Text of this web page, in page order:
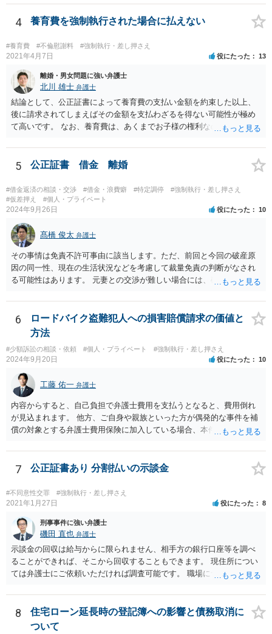
など判明すれば取れる可能性はありますが、 定職もなく色々な男性に
援助してもらって渡り歩いているような相手だと、あまり可能性は高
は思います。
4 養育費を強制執行された場合に払えない
#養育費 #不倫慰謝料 #強制執行・差し押さえ
2021年4月7日 役にたった 13
離婚・男女問題に強い弁護士
北川 雄士 弁護士
結論として、公正証書によって養育費の支払い金額を約束した以上、
後に請求されてしまえばその金額を支払わざるを得ない可能性が極め
て高いです。 なお、養育費は、あくまでお子様の権利なので、相手方
くらか支払いようにとの結論になる可能性があります。 これは、親同
士で養育費を請求しないとの約束があったとしても、子供からの請求
ります。 （ただ、具体的な金額を決めるに際して、相手方が養育費不
要と言ったことが事情として考慮される可能性はあります） 以上踏ま
えて、公正証書に記載する以上は、その金額の支払を求められる前提
でご判断されるべきかと思われます。
5 公正証書 借金 離婚
#借金返済の相談・交渉 #借金・浪費癖 #特定調停
#強制執行・差し押さえ
#仮差押え
#個人・プライベート
2024年9月26日 役にたった 10
髙橋 俊太 弁護士
その事情は免責不許可事由に該当します。ただ、前回と今回の破産原
因の同一性、現在の生活状況などを考慮して裁量免責の判断がなされ
る可能性はあります。 元妻との交渉が難しい場合には、破産も検討な
証役場に伝える事柄ではありません。
6
ロードバイク盗難犯人への損害賠償請求の価値と
方法
#少額訴訟の相談・依頼 #個人・プライベート #強制執行・差し押さえ
2024年9月20日 役にたった 10
工藤 佑一 弁護士
内容からすると、自己負担で弁護士費用を支払うとなると、費用倒れ
が見込まれます。 他方、ご自身や親族といった方が偶発的な事件を補
償の対象とする弁護士費用保険に加入している場合、本件で適用でき
えます。
7 公正証書あり 分割払いの示談金
#不同意性交罪 #強制執行・差し押さえ
2021年1月27日 役にたった 8
刑事事件に強い弁護士
磯田 直也 弁護士
示談金の回収は給与からに限られません、相手方の銀行口座等を調べ
ることができれば、そこから回収することもできます。 現住所につい
ては弁護士にご依頼いただければ調査可能です。 職場については基本
させる手続き）を利用することになるでしょう。 相手方に財産がそも
そもない場合や就業していない場合には示談金の回収はできません。
公正証書を用意して、お近くの法律事務所に直接ご相談されてみてく
8
住宅ローン延長時の登記簿への影響と債務取消に
ついて